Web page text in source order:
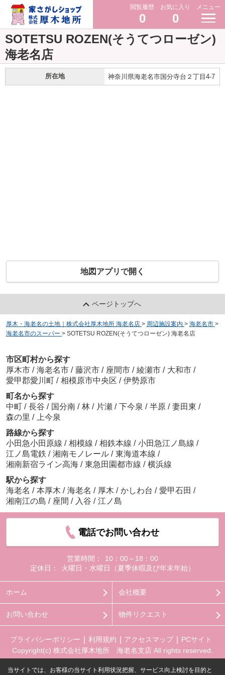
閲覧履歴
0
お気に入り
0
メニュー
SOTETSU ROZEN(そうてつローゼン)
海老名店
所在地 神奈川県海老名市国分寺台２丁目4-7
地図アプリで開く
ページトップへ
厚木・海老名の土地｜株式会社厚木地所 海老名店 > 周辺施設案内 > 海老名市 >
海老名市のスーパー > SOTETSU ROZEN(そうてつローゼン) 海老名店
市区町村から探す
厚木市 / 海老名市 / 藤沢市 / 座間市 / 綾瀬市 / 大和市 /
愛甲郡愛川町 / 相模原市中央区 / 伊勢原市
町名から探す
中町 / 長谷 / 国分南 / 林 / 片瀬 / 下今泉 / 半原 / 妻田東 /
森の里 /
上今泉
路線から探す
小田急小田原線 / 相模線 / 相鉄本線 / 小田急江ノ島線 /
江ノ島電鉄 / 湘南モノレール / 東海道本線 /
湘南新宿ライン高海 / 東急田園都市線 / 横浜線
駅から探す
海老名 / 本厚木 / 海老名 / 厚木 / かしわ台 / 愛甲石田 /
湘南江の島 / 座間 / 入谷 / 江ノ島
電話でお問い合わせ
営業時間：
10：00～18：00
定休日：
火曜日・水曜日（夏季休暇及び年末年始）
ホーム 会社概要
お問い合わせ 物件リクエスト
プライバシーポリシー 利用規約 アクセスマップ
PCサイト
Copyright(c) 株式会社厚木地所 海老名支店 All rights reserved.
当サイトでは、お客様の当サイト利用状況把握、サービス向上検討を目的と